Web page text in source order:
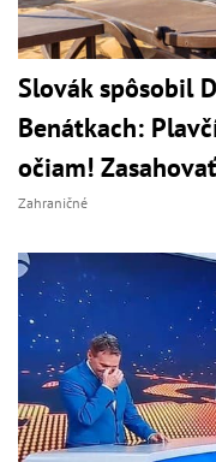
Slovák spôsobil
Benátkach:
očiam!
Zahraničné